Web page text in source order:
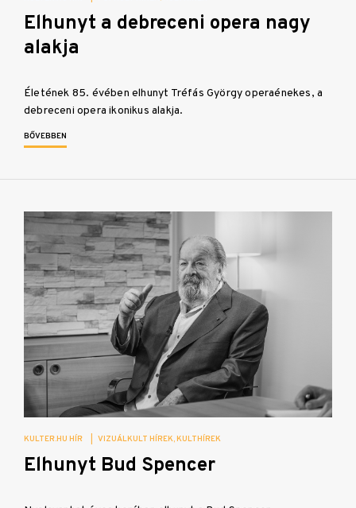
Elhunyt a debreceni opera nagy
alakja
Életének 85. évében elhunyt Tréfás György operaénekes, a
debreceni opera ikonikus alakja.
BŐVEBBEN
KULTER.HU HÍR VIZUÁLKULT HÍREK KULTHÍREK
Elhunyt Bud Spencer